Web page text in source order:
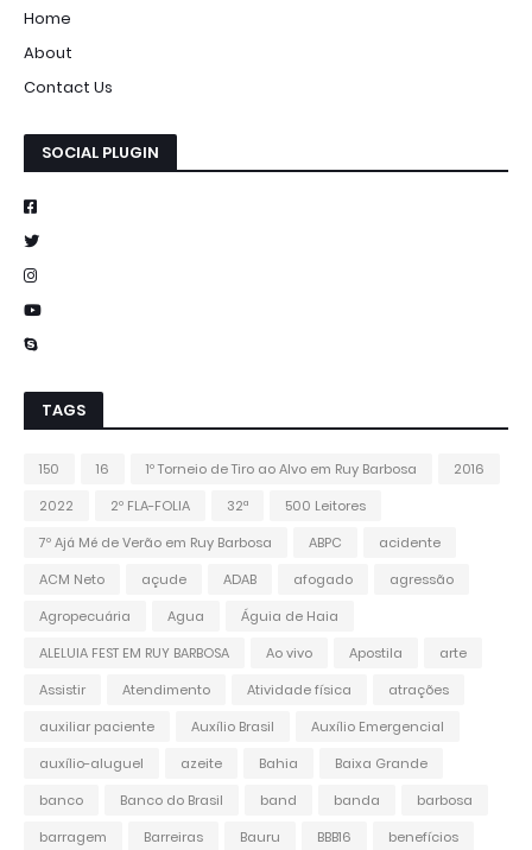
Home
About
Contact Us
SOCIAL PLUGIN
TAGS
150 16 1º Torneio de Tiro ao Alvo em Ruy Barbosa
2016
2022
2º FLA-FOLIA 32ª
500 Leitores
7º Ajá Mé de Verão em Ruy Barbosa
ABPC
acidente
ACM Neto
açude ADAB afogado
agressão
Agropecuária
Agua
Águia de Haia
ALELUIA FEST EM RUY BARBOSA
Ao vivo Apostila
arte
Assistir
Atendimento Atividade física
atrações
auxiliar paciente
Auxílio Brasil
Auxílio Emergencial
auxílio-aluguel
azeite Bahia
Baixa Grande
banco
Banco do Brasil band banda
barbosa
barragem
Barreiras Bauru BBB16 benefícios